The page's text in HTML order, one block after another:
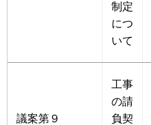
制定
につ
いて
議案第９
工事
の請
負契